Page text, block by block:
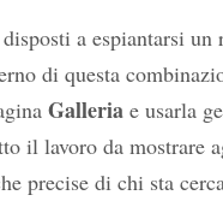
a espiantarsi
di questa
Galleria e usarla
il lavoro da mostrare
precise di chi sta